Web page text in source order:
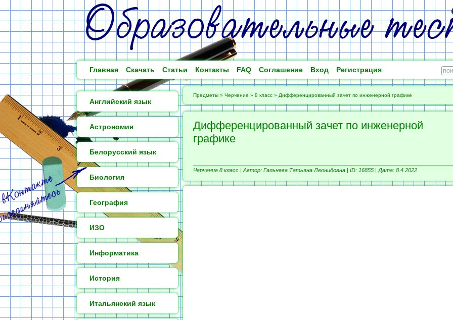
Главная Скачать Статьи Контакты FAQ Соглашение Вход Регистрация
Английский язык
Астрономия
Белорусский язык
Биология
География
ИЗО
Информатика
История
Итальянский язык
Предметы » Черчение » 8 класс » Дифференцированный зачет по инженерной графике
Дифференцированный зачет по инженерной
графике
Черчение 8 класс | Автор: Гальнева Татьяна Леонидовна | ID: 16855 | Дата: 8.4.2022